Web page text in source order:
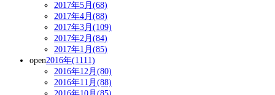
2017年5月(68)
2017年4月(88)
2017年3月(109)
2017年2月(84)
2017年1月(85)
open2016年(1111)
2016年12月(80)
2016年11月(88)